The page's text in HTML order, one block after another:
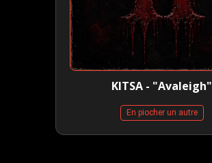
KITSA - "Avaleigh"
En piocher un autre